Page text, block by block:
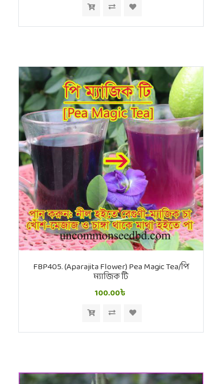
FBP405. (Aparajita Flower) Pea Magic Tea/পি
ম্যাজিক টি
100.00৳